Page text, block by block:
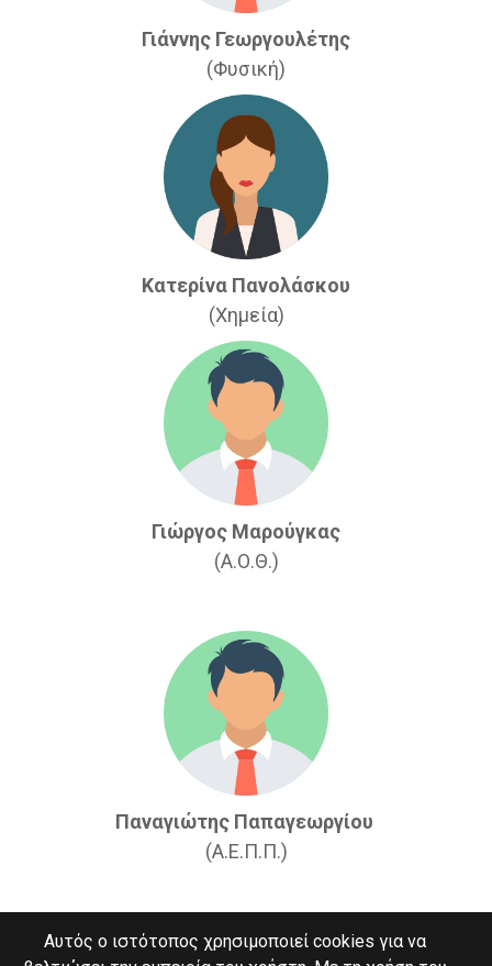
Γιάννης Γεωργουλέτης
(Φυσική)
Κατερίνα Πανολάσκου
(Χημεία)
Γιώργος Μαρούγκας
(Α.Ο.Θ.)
Παναγιώτης Παπαγεωργίου
(Α.Ε.Π.Π.)
Αυτός ο ιστότοπος χρησιμοποιεί cookies για να